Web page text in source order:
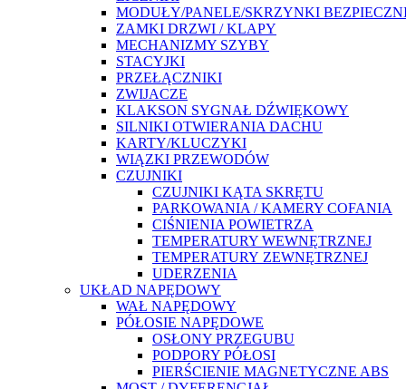
MODUŁY/PANELE/SKRZYNKI
ZAMKI DRZWI / KLAPY
MECHANIZMY SZYBY
STACYJKI
PRZEŁĄCZNIKI
ZWIJACZE
KLAKSON SYGNAŁ DŹWIĘKOWY
SILNIKI OTWIERANIA DACHU
KARTY/KLUCZYKI
WIĄZKI PRZEWODÓW
CZUJNIKI
CZUJNIKI KĄTA SKRĘTU
PARKOWANIA / KAMERY COFANIA
CIŚNIENIA POWIETRZA
TEMPERATURY WEWNĘTRZNEJ
TEMPERATURY ZEWNĘTRZNEJ
UDERZENIA
UKŁAD NAPĘDOWY
WAŁ NAPĘDOWY
PÓŁOSIE NAPĘDOWE
OSŁONY PRZEGUBU
PODPORY PÓŁOSI
PIERŚCIENIE MAGNETYCZNE ABS